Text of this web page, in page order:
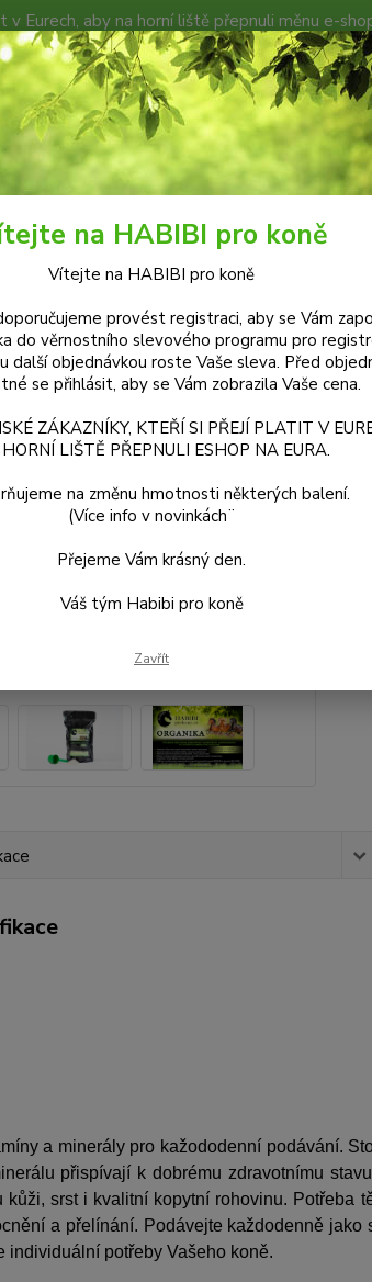
Eurech, aby na horní liště přepnuli měnu e-
KOŇSKÉ EXPEDICE PODMÍNKY A DOKUMENTY
Hledat
Habibi ORGANIKA - vybalancovaná denní
-
kg
a minerály pro kažododenní podávání.
přispívají k dobrému zdravotnímu
kůži, srst i kvalitní kopytní rohovinu. Potřeba
a přelínání. Podávejte každodenně
individuální potřeby Vašeho koně.
na HABIBI pro koně
Vítejte na HABIBI pro koně
provést registraci, aby se Vám
do věrnostního slevového programu pro
další objednávkou roste Vaše sleva. Před
se přihlásit, aby se Vám zobrazila Vaše cena.
ZÁKAZNÍKY, KTEŘÍ SI PŘEJÍ PLATIT V
LIŠTĚ PŘEPNULI ESHOP NA EURA.
na změnu hmotnosti některých balení.
(Více info v novinkách¨
Přejeme Vám krásný den.
Váš tým Habibi pro koně
Zavřít